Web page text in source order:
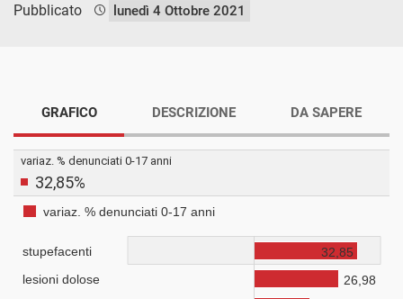
Pubblicato lunedì 4 Ottobre 2021
GRAFICO DESCRIZIONE DA SAPERE